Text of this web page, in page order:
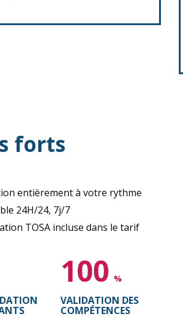
forts
entièrement à votre rythme
24H/24, 7j/7
TOSA incluse dans le tarif
100 %
VALIDATION DES
COMPÉTENCES